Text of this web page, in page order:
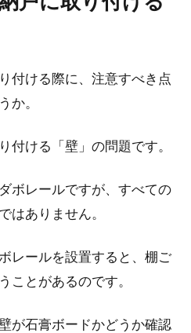
付ける際に、注意すべき点
か。
付ける「壁」の問題です。
ボレールですが、すべての
はありません。
レールを設置すると、棚ご
ことがあるのです。
が石膏ボードかどうか確認